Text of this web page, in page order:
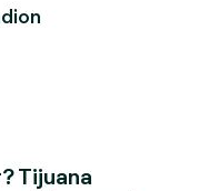
Tijuana